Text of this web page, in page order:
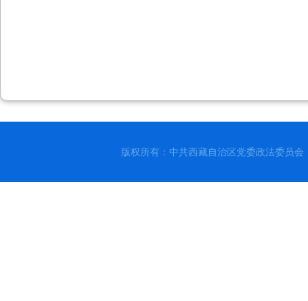
版权所有：中共西藏自治区党委政法委员